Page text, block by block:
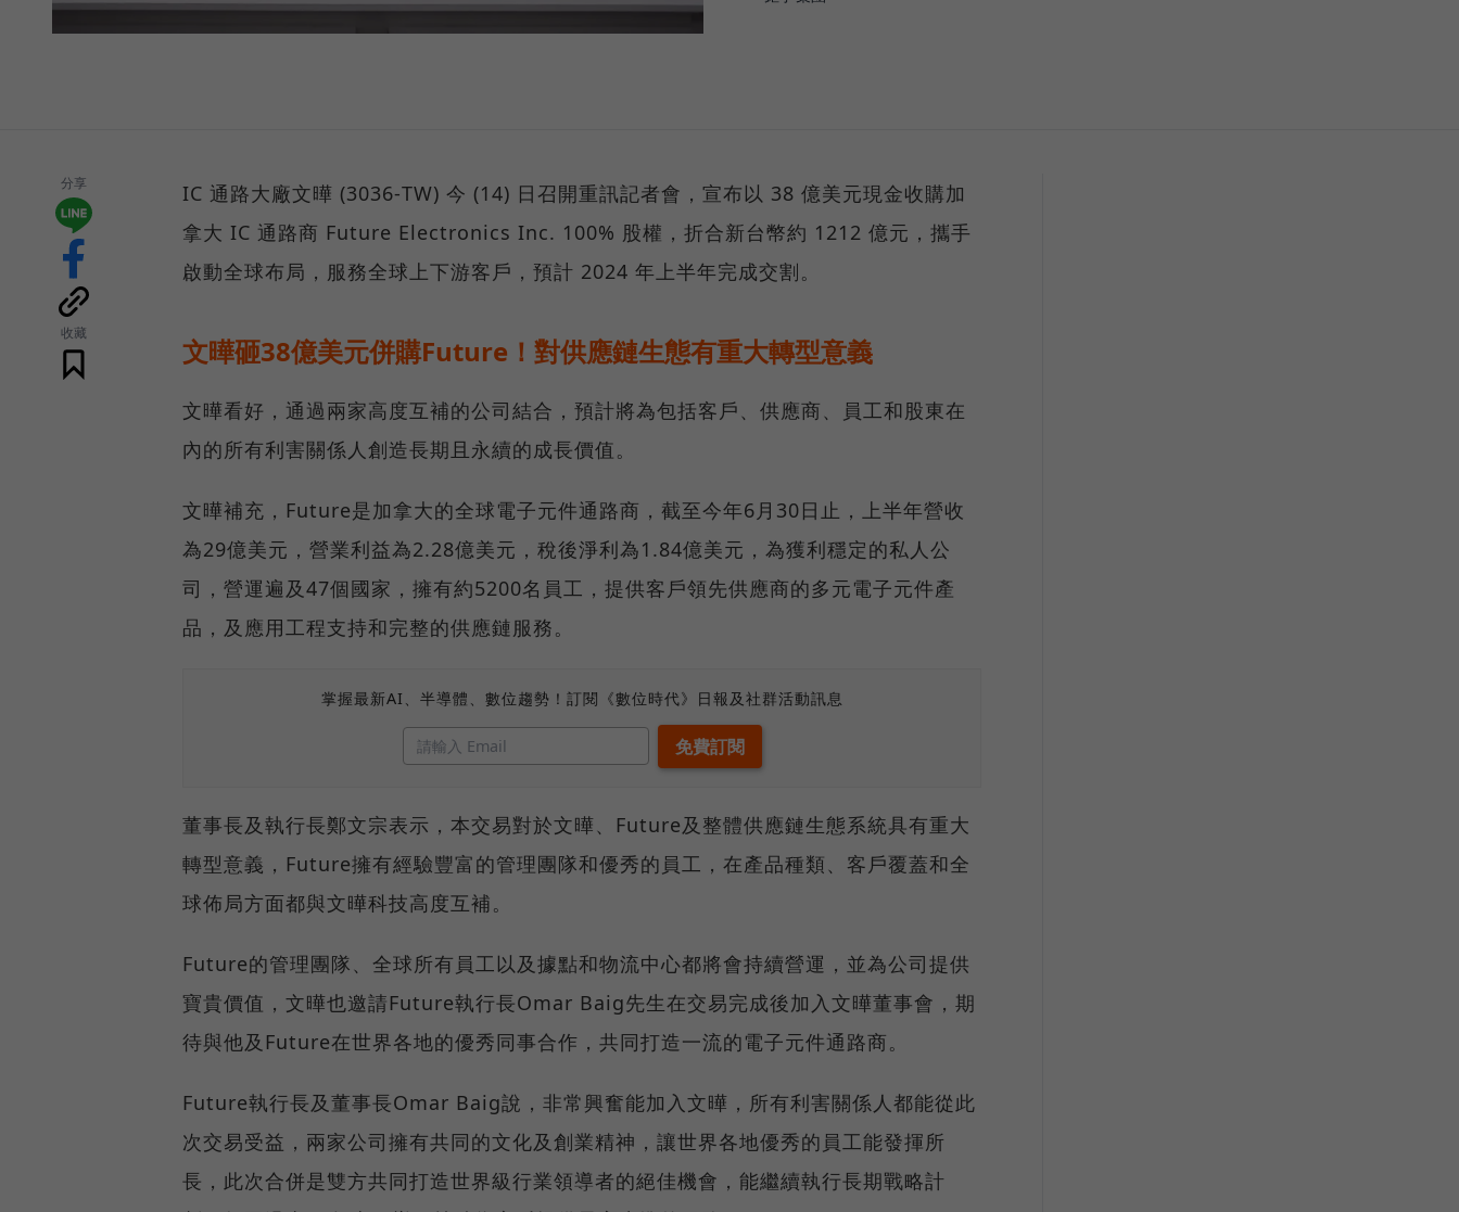
分享
收藏
IC 通路大廠文曄 (3036-TW) 今 (14) 日召開重訊記者會，宣布以 38 億美元現金收購加
拿大 IC 通路商 Future Electronics Inc. 100% 股權，折合新台幣約 1212 億元，攜手
啟動全球布局，服務全球上下游客戶，預計 2024 年上半年完成交割。
文曄砸38億美元併購Future！對供應鏈生態有重大轉型意義
文曄看好，通過兩家高度互補的公司結合，預計將為包括客戶、供應商、員工和股東在
內的所有利害關係人創造長期且永續的成長價值。
文曄補充，Future是加拿大的全球電子元件通路商，截至今年6月30日止，上半年營收
為29億美元，營業利益為2.28億美元，稅後淨利為1.84億美元，為獲利穩定的私人公
司，營運遍及47個國家，擁有約5200名員工，提供客戶領先供應商的多元電子元件產
品，及應用工程支持和完整的供應鏈服務。
掌握最新AI、半導體、數位趨勢！訂閱《數位時代》日報及社群活動訊息
董事長及執行長鄭文宗表示，本交易對於文曄、Future及整體供應鏈生態系統具有重大
轉型意義，Future擁有經驗豐富的管理團隊和優秀的員工，在產品種類、客戶覆蓋和全
球佈局方面都與文曄科技高度互補。
Future的管理團隊、全球所有員工以及據點和物流中心都將會持續營運，並為公司提供
寶貴價值，文曄也邀請Future執行長Omar Baig先生在交易完成後加入文曄董事會，期
待與他及Future在世界各地的優秀同事合作，共同打造一流的電子元件通路商。
Future執行長及董事長Omar Baig說，非常興奮能加入文曄，所有利害關係人都能從此
次交易受益，兩家公司擁有共同的文化及創業精神，讓世界各地優秀的員工能發揮所
長，此次合併是雙方共同打造世界級行業領導者的絕佳機會，能繼續執行長期戰略計